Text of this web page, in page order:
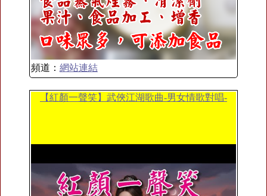
頻道： 網站連結
【紅顏一聲笑】武俠江湖歌曲-男女情歌對唱-